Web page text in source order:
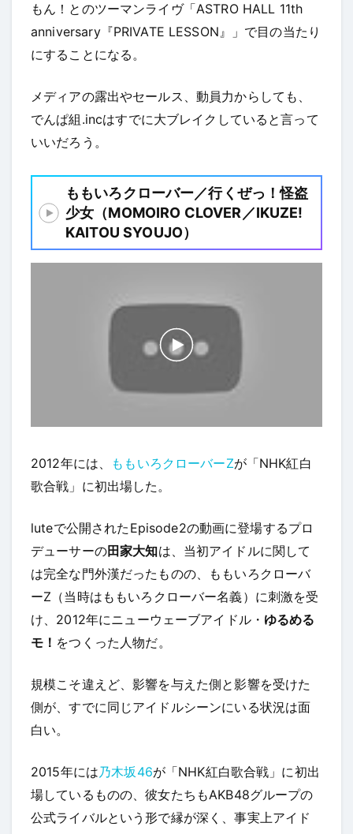
もん！とのツーマンライヴ「ASTRO HALL 11th
anniversary『PRIVATE LESSON』」で目の当たり
にすることになる。
メディアの露出やセールス、動員力からしても、
でんぱ組.incはすでに大ブレイクしていると言って
いいだろう。
ももいろクローバー／行くぜっ！怪盗
少女（MOMOIRO CLOVER／IKUZE!
KAITOU SYOUJO）
2012年には、 ももいろクローバーZが「NHK紅白
歌合戦」に初出場した。
luteで公開されたEpisode2の動画に登場するプロ
デューサーの田家大知は、当初アイドルに関して
は完全な門外漢だったものの、ももいろクローバ
ーZ（当時はももいろクローバー名義）に刺激を受
け、2012年にニューウェーブアイドル・ ゆるめる
モ！ をつくった人物だ。
規模こそ違えど、影響を与えた側と影響を受けた
側が、すでに同じアイドルシーンにいる状況は面
白い。
2015年には乃木坂46が「NHK紅白歌合戦」に初出
場しているものの、彼女たちもAKB48グループの
公式ライバルという形で縁が深く、事実上アイド